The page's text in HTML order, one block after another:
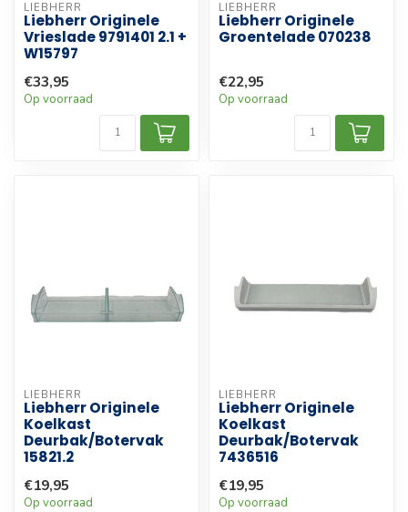
LIEBHERR
Liebherr Originele
Vrieslade 9791401 2.1 +
W15797
€33,95
Op voorraad
LIEBHERR
Liebherr Originele
Groentelade 070238
€22,95
Op voorraad
LIEBHERR
Liebherr Originele
Koelkast
Deurbak/Botervak
15821.2
€19,95
Op voorraad
LIEBHERR
Liebherr Originele
Koelkast
Deurbak/Botervak
7436516
€19,95
Op voorraad